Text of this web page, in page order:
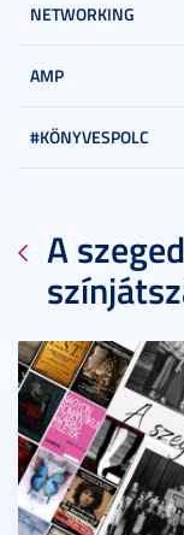
NETWORKING
AMP
#KÖNYVESPOLC
A